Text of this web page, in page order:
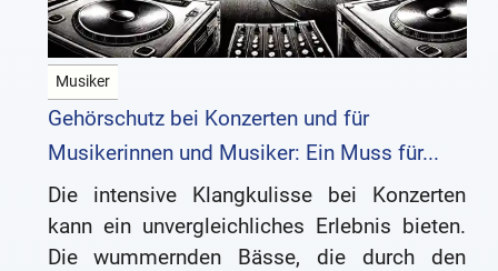
Musiker
Gehörschutz bei Konzerten und für
Musikerinnen und Musiker: Ein Muss für...
Die intensive Klangkulisse bei Konzerten
kann ein unvergleichliches Erlebnis bieten.
Die wummernden Bässe, die durch den